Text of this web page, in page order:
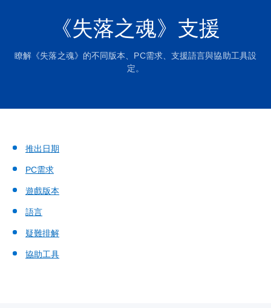
《失落之魂》支援
瞭解《失落之魂》的不同版本、PC需求、支援語言與協助工具設
定。
推出日期
PC需求
遊戲版本
語言
疑難排解
協助工具